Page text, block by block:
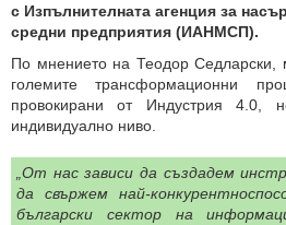
с Изпълнителната агенция за
средни предприятия (ИАНМСП).
По мнението на Теодор Седларски,
големите трансформационни
провокирани от Индустрия 4.0,
индивидуално ниво.
„От нас зависи да създадем
да свържем най-
български сектор на